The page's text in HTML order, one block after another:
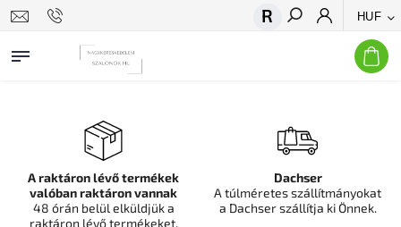
HUF
Keresés
A raktáron lévő termékek
valóban raktáron vannak
48 órán belül elküldjük a
raktáron lévő termékeket.
Dachser
A túlméretes szállítmányokat
a Dachser szállítja ki Önnek.